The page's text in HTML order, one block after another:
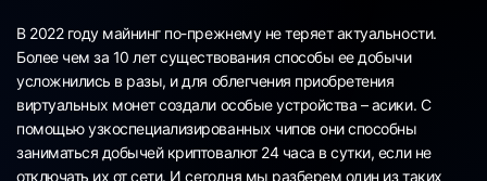
В 2022 году майнинг по-прежнему не теряет актуальности.
Более чем за 10 лет существования способы ее добычи
усложнились в разы, и для облегчения приобретения
виртуальных монет создали особые устройства – асики. С
помощью узкоспециализированных чипов они способны
заниматься добычей криптовалют 24 часа в сутки, если не
отключать их от сети. И сегодня мы разберем один из таких